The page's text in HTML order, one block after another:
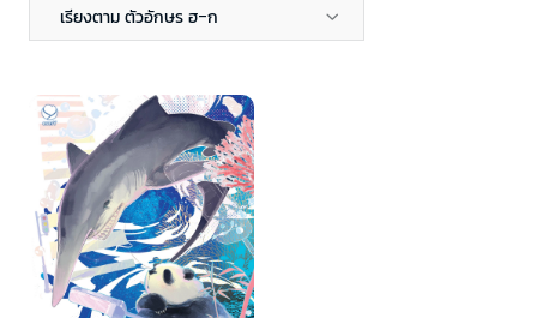
เรียงตาม ตัวอักษร ฮ-ก